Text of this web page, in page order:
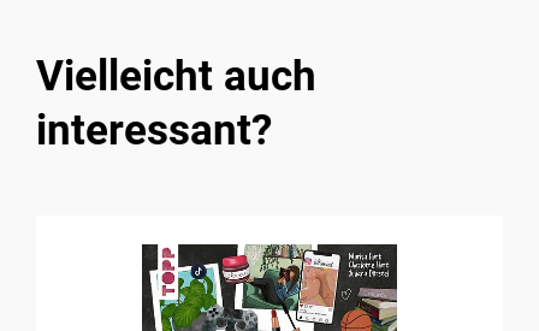
Vielleicht auch
interessant?